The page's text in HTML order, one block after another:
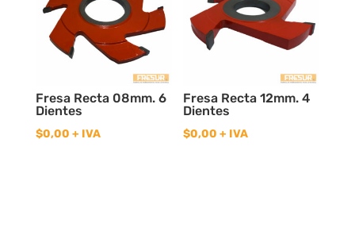
Fresa Recta 08mm. 6
Dientes
$0,00 + IVA
Fresa Recta 12mm. 4
Dientes
$0,00 + IVA